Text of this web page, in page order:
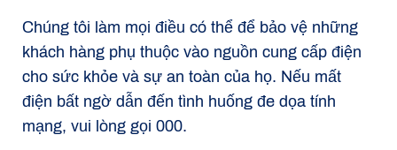
Chúng tôi làm mọi điều có thể để bảo vệ những
khách hàng phụ thuộc vào nguồn cung cấp điện
cho sức khỏe và sự an toàn của họ. Nếu mất
điện bất ngờ dẫn đến tình huống đe dọa tính
mạng, vui lòng gọi 000.